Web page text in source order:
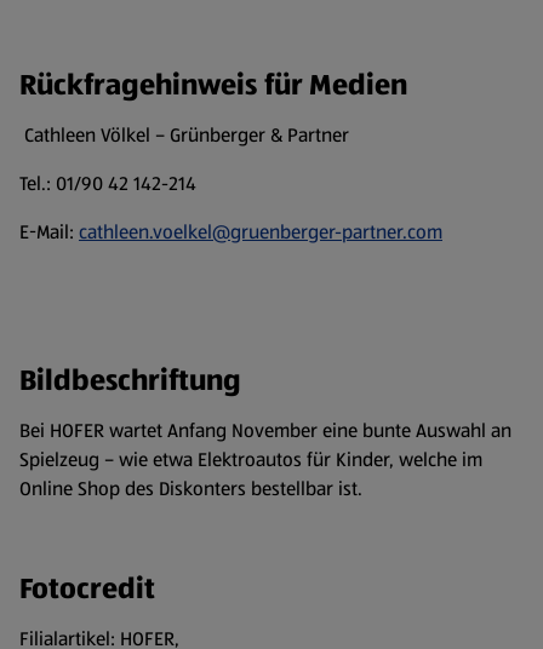
Rückfragehinweis für Medien
Cathleen Völkel – Grünberger & Partner
Tel.: 01/90 42 142-214
E-Mail: cathleen.voelkel@gruenberger-partner.com
Bildbeschriftung
Bei HOFER wartet Anfang November eine bunte Auswahl an
Spielzeug – wie etwa Elektroautos für Kinder, welche im
Online Shop des Diskonters bestellbar ist.
Fotocredit
Filialartikel: HOFER,